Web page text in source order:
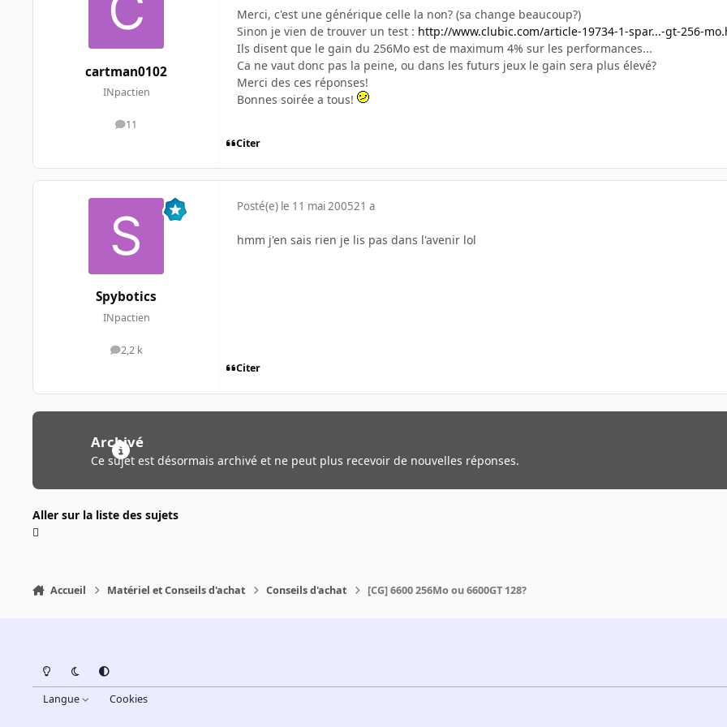
cartman0102
INpactien
11
messages
Merci, c'est une générique celle la non? (sa change beaucoup?)
Sinon je vien de trouver un test : http://www.clubic.com/article-19734-1-spar...-gt-256-
Ils disent que le gain du 256Mo est de maximum 4% sur les performances...
Ca ne vaut donc pas la peine, ou dans les futurs jeux le gain sera plus élevé?
Merci des ces réponses!
Bonnes soirée a tous!
Citer
Spybotics
INpactien
2,2 k
messages
Posté(e) le 11 mai 200521 a
hmm j'en sais rien je lis pas dans l'avenir lol
Citer
Archivé
Ce sujet est désormais archivé et ne peut plus recevoir de nouvelles réponses.
Aller sur la liste des sujets
Accueil Matériel et Conseils d'achat Conseils d'achat [CG] 6600 256Mo ou 6600GT 128?
Light ModeDark ModeSystem Preference
Langue Cookies